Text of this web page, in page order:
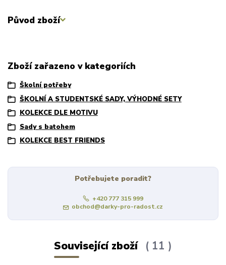
Původ zboží
Zboží zařazeno v kategoriích
Školní potřeby
ŠKOLNÍ A STUDENTSKÉ SADY, VÝHODNÉ SETY
KOLEKCE DLE MOTIVU
Sady s batohem
KOLEKCE BEST FRIENDS
Potřebujete poradit?
+420 777 315 999
obchod@darky-pro-radost.cz
Související zboží 11